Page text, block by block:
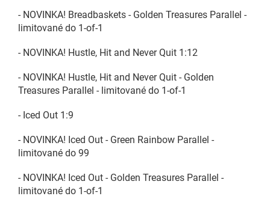
- NOVINKA! Breadbaskets - Golden Treasures Parallel -
limitované do 1-of-1
- NOVINKA! Hustle, Hit and Never Quit 1:12
- NOVINKA! Hustle, Hit and Never Quit - Golden
Treasures Parallel - limitované do 1-of-1
- Iced Out 1:9
- NOVINKA! Iced Out - Green Rainbow Parallel -
limitované do 99
- NOVINKA! Iced Out - Golden Treasures Parallel -
limitované do 1-of-1